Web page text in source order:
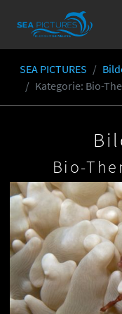
Skip to main content
You are here:
SEA PICTURES
Kategorie: Bio-
Bio-